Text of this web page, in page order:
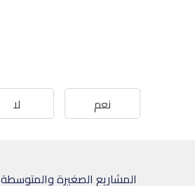
نعم لا
المشاريع الصغيرة والمتوسطة